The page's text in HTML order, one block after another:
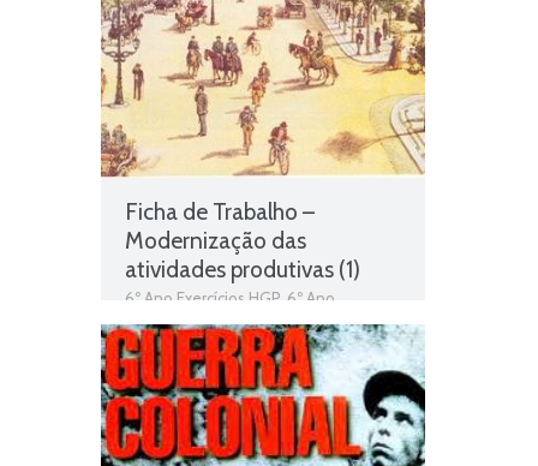
Ficha de Trabalho –
Modernização das
atividades produtivas (1)
6º Ano Exercícios HGP 6º Ano
Portugal ,Ficha de Trabalho 6º Ano
HGP , História e Geografia de Portugal
Modernização das atividades
produtivas,Portugal na segunda
metade do século XIX